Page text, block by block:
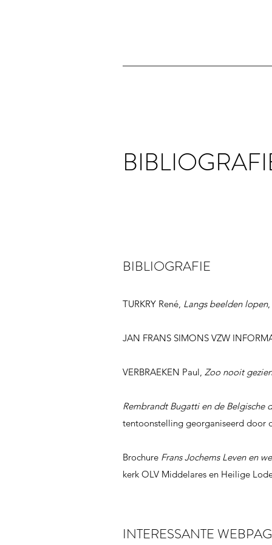
BIBLIOGRAFIE
TURKRY René, Langs beelden lopen,
JAN FRANS SIMONS VZW
VERBRAEKEN Paul, Zoo nooit
Rembrandt Bugatti en de Belgische
tentoonstelling georganiseerd door
Brochure Frans Jochems Leven en
kerk OLV Middelares en Heilige
INTERESSANTE